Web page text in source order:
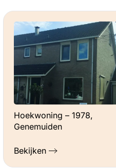
Hoekwoning – 1978,
Genemuiden
Bekijken